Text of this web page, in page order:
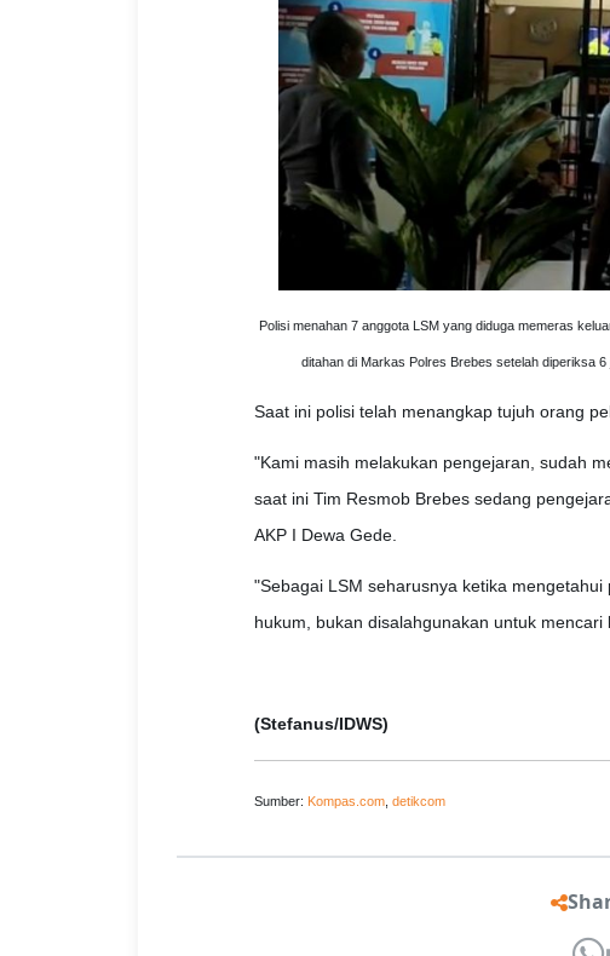
Polisi menahan 7 anggota LSM yang diduga memeras
ditahan di Markas Polres Brebes setelah diperiksa
Saat ini polisi telah menangkap tujuh orang
"Kami masih melakukan pengejaran, sudah
saat ini Tim Resmob Brebes sedang
AKP I Dewa Gede.
"Sebagai LSM seharusnya ketika
hukum, bukan disalahgunakan untuk mencari
(Stefanus/IDWS)
Sumber: Kompas.com, detikcom